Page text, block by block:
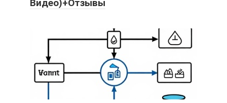
Видео)+Отзывы